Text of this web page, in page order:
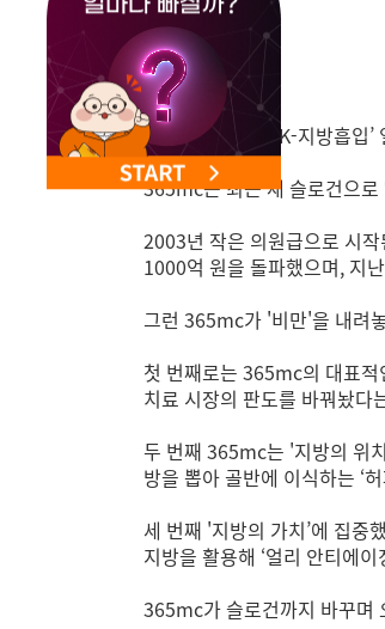
인도네시아에서 ‘K-지방흡입
365mc는 최근 새 슬로건으로
2003년 작은 의원급으로 시
1000억 원을 돌파했으며, 지
그런 365mc가 '비만'을 내려
첫 번째로는 365mc의 대표적
치료 시장의 판도를 바꿔놨다
두 번째 365mc는 '지방의 위
방을 뽑아 골반에 이식하는 ‘
세 번째 '지방의 가치’에 집
지방을 활용해 ‘얼리 안티에
365mc가 슬로건까지 바꾸며